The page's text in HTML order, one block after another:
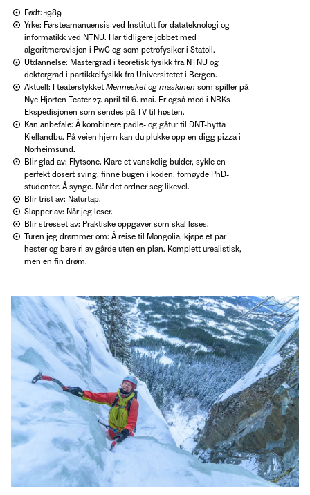
Født: 1989
Yrke: Førsteamanuensis ved Institutt for datateknologi og
informatikk ved NTNU. Har tidligere jobbet med
algoritmerevisjon i PwC og som petrofysiker i Statoil.
Utdannelse: Mastergrad i teoretisk fysikk fra NTNU og
doktorgrad i partikkelfysikk fra Universitetet i Bergen.
Aktuell: I teaterstykket Mennesket og maskinen som spiller på
Nye Hjorten Teater 27. april til 6. mai. Er også med i NRKs
Ekspedisjonen som sendes på TV til høsten.
Kan anbefale: Å kombinere padle- og gåtur til DNT-hytta
Kiellandbu. På veien hjem kan du plukke opp en digg pizza i
Norheimsund.
Blir glad av: Flytsone. Klare et vanskelig bulder, sykle en
perfekt dosert sving, finne bugen i koden, fornøyde PhD-
studenter. Å synge. Når det ordner seg likevel.
Blir trist av: Naturtap.
Slapper av: Når jeg leser.
Blir stresset av: Praktiske oppgaver som skal løses.
Turen jeg drømmer om: Å reise til Mongolia, kjøpe et par
hester og bare ri av gårde uten en plan. Komplett urealistisk,
men en fin drøm.